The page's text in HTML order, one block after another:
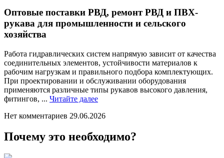
Оптовые поставки РВД, ремонт РВД и ПВХ-
рукава для промышленности и сельского
хозяйства
Работа гидравлических систем напрямую зависит от качества
соединительных элементов, устойчивости материалов к
рабочим нагрузкам и правильного подбора комплектующих.
При проектировании и обслуживании оборудования
применяются различные типы рукавов высокого давления,
фитингов, ... Читайте далееЧитайте
Нет комментариев 29.06.2026
Почему это необходимо?